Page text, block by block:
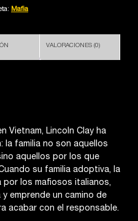
Mafia
VALORACIONES (0)
Vietnam, Lincoln Clay ha
la familia no son aquellos
aquellos por los que
su familia adoptiva, la
por los mafiosos italianos,
emprende un camino de
acabar con el responsable.